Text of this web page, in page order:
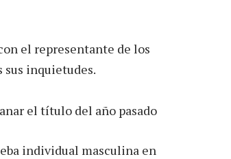
el representante de los
sus inquietudes.
individual masculina en